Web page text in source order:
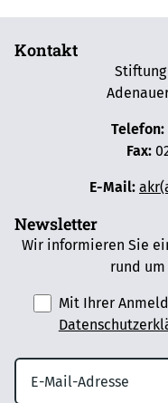
Kontakt
Telefon:
Fax:
E-Mail:
Newsletter
Wir informieren Sie
rund
Mit Ihrer